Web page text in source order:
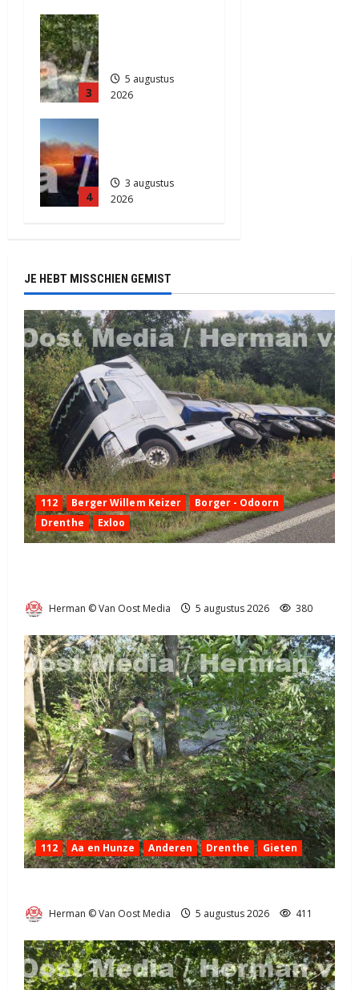
3
5 augustus
2026
4
3 augustus
2026
JE HEBT MISSCHIEN GEMIST
112 Berger Willem Keizer
Borger - Odoorn
Drenthe
Exloo
Herman © Van Oost Media 5 augustus 2026 380
112 Aa en Hunze Anderen Drenthe Gieten
Herman © Van Oost Media 5 augustus 2026 411